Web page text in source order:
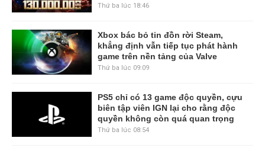
Thứ ba lúc 18:46
Xbox bác bỏ tin đồn rời Steam,
khẳng định vẫn tiếp tục phát hành
game trên nền tảng của Valve
Thứ ba lúc 09:09
PS5 chỉ có 13 game độc quyền, cựu
biên tập viên IGN lại cho rằng độc
quyền không còn quá quan trọng
Thứ ba lúc 08:54